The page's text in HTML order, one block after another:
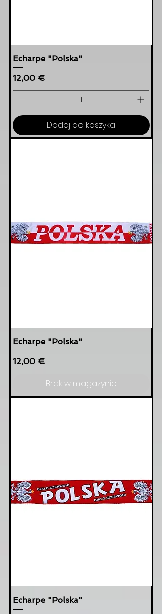
Echarpe "Polska"
Cena
12,00 €
Dodaj do koszyka
Echarpe "Polska"
Cena
12,00 €
Brak w magazynie
Echarpe "Polska"